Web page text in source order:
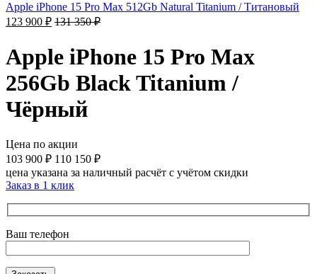
Apple iPhone 15 Pro Max 512Gb Natural Titanium / Титановый
123 900 ₽ 131 350₽
Apple iPhone 15 Pro Max
256Gb Black Titanium /
Чёрный
Цена по акции
103 900 ₽ 110 150 ₽
цена указана за наличный расчёт с учётом скидки
Заказ в 1 клик
Ваш телефон